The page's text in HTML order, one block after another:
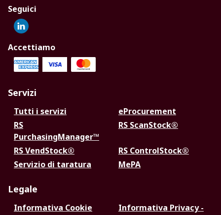
Seguici
Accettiamo
Servizi
Tutti i servizi
eProcurement
RS
PurchasingManager™
RS ScanStock®
RS VendStock®
RS ControlStock®
Servizio di taratura
MePA
Legale
Informativa Cookie
Informativa Privacy -